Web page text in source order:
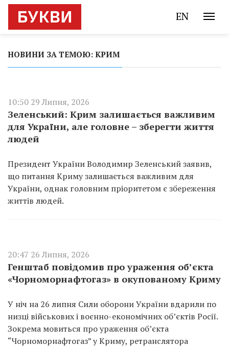
EN
НОВИНИ ЗА ТЕМОЮ: КРИМ
10:50 29 Липня, 2026
Зеленський: Крим залишається важливим
для України, але головне – зберегти життя
людей
Президент України Володимир Зеленський заявив,
що питання Криму залишається важливим для
України, однак головним пріоритетом є збереження
життів людей.
20:47 26 Липня, 2026
Генштаб повідомив про ураження об’єкта
«Чорноморнафтогаз» в окупованому Криму
У ніч на 26 липня Сили оборони України вдарили по
низці військових і воєнно-економічних об’єктів Росії.
Зокрема мовиться про ураження об’єкта
“Чорноморнафтогаз” у Криму, ретранслятора